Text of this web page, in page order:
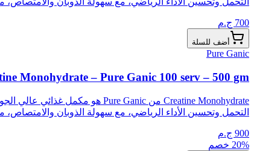
700 ج.م
أضف للسلة
Pure Ganic
Monohydrate – Pure Ganic 100 serv – 500 gm
التحمل وتحسين الأداء الرياضي، مع سهولة الذوبان
900 ج.م
20% خصم